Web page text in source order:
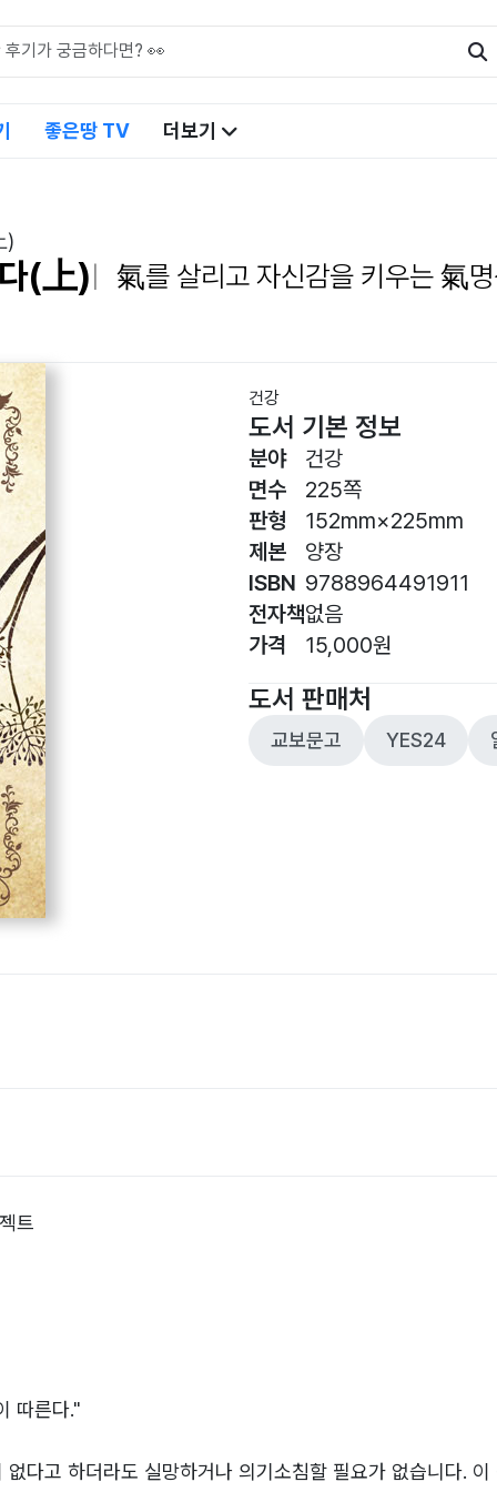
좋은땅 TV 더보기
)
(上) 氣를 살리고 자신감을 키우는 氣
건강
도서 기본 정보
분야
면수
판형
제본
ISBN
전자책
가격
건강
225쪽
152mm×225mm
양장
9788964491911
없음
15,000원
도서 판매처
교보문고 YES24
트
따른다."
다고 하더라도 실망하거나 의기소침할 필요가 없습니다.